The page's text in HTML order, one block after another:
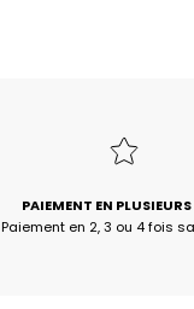
PAIEMENT EN
Paiement en 2, 3 ou 4 fois